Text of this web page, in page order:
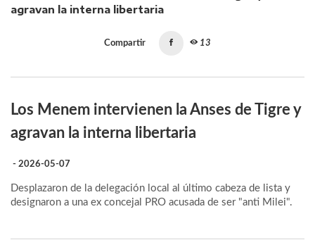
Compartir 13
Los Menem intervienen la Anses de Tigre y
agravan la interna libertaria
- 2026-05-07
Desplazaron de la delegación local al último cabeza de lista y
designaron a una ex concejal PRO acusada de ser "anti Milei".